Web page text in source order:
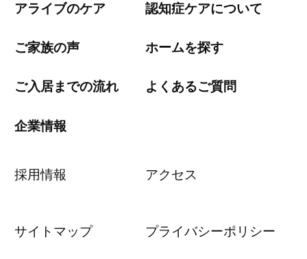
アライブのケア 認知症ケアについて
ご家族の声 ホームを探す
ご入居までの流れ よくあるご質問
企業情報
採用情報 アクセス
サイトマップ プライバシーポリシー